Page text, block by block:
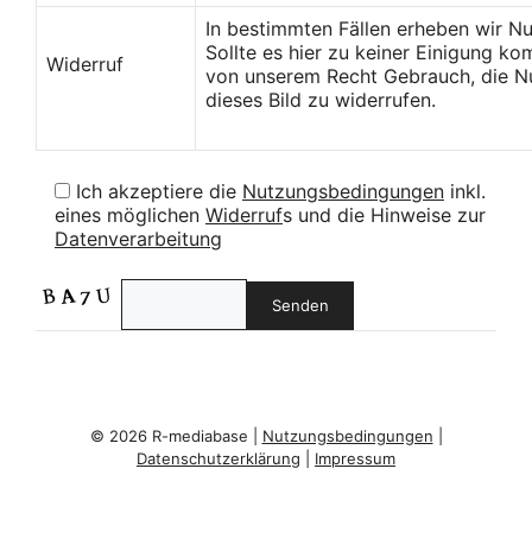
Widerruf
In bestimmten Fällen erheben wir
Sollte es hier zu keiner Einigung
von unserem Recht Gebrauch, die
dieses Bild zu widerrufen.
Ich akzeptiere die Nutzungsbedingungen inkl.
eines möglichen Widerrufs und die Hinweise zur
Datenverarbeitung
© 2026 R-mediabase | Nutzungsbedingungen
Datenschutzerklärung
Impressum